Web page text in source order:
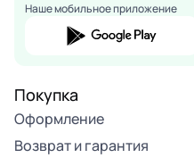
Наше мобильное приложение
Покупка
Оформление
Возврат и гарантия